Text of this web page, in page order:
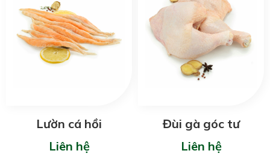
Lườn cá hồi
Liên hệ
Đùi gà góc tư
Liên hệ